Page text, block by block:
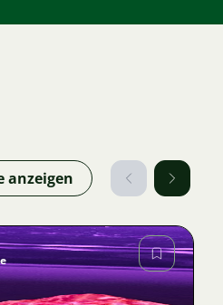
anzeigen